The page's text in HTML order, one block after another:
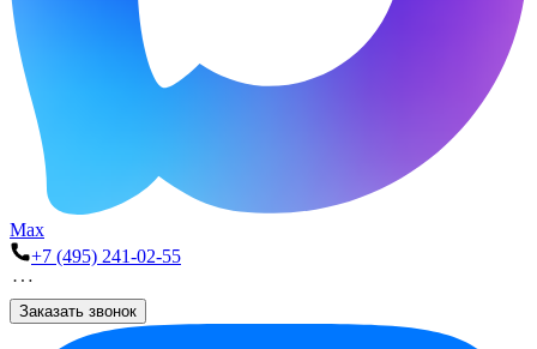
Max
+7 (495) 241-02-55
Заказать звонок